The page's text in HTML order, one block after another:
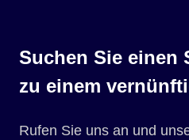
Suchen Sie einen
zu einem
Rufen Sie uns an und